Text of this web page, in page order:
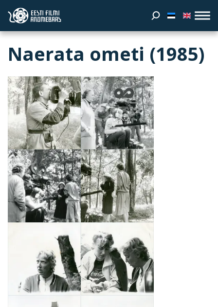
Naerata ometi (1985)